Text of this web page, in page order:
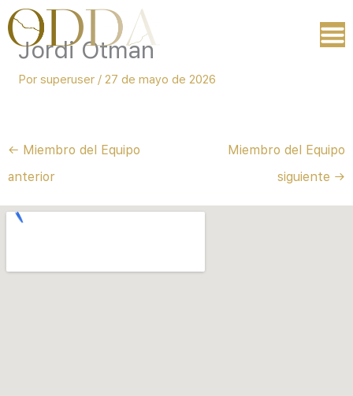
contenido
Jordi Otman
Porsuperuser/27 de mayo de 2026
← Miembro del Equipo
anterior
Miembro del Equipo
siguiente →